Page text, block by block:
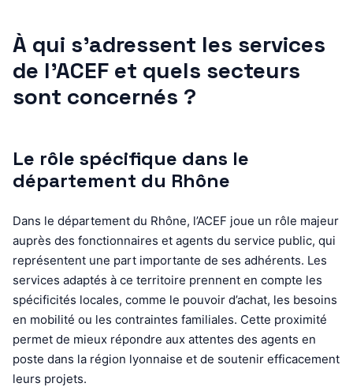
À qui s’adressent les services
de l’ACEF et quels secteurs
sont concernés ?
Le rôle spécifique dans le
département du Rhône
Dans le département du Rhône, l’ACEF joue un rôle majeur
auprès des fonctionnaires et agents du service public, qui
représentent une part importante de ses adhérents. Les
services adaptés à ce territoire prennent en compte les
spécificités locales, comme le pouvoir d’achat, les besoins
en mobilité ou les contraintes familiales. Cette proximité
permet de mieux répondre aux attentes des agents en
poste dans la région lyonnaise et de soutenir efficacement
leurs projets.